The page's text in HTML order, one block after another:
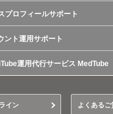
プロフィールサポート
ント運用サポート
運用代行サービス MedTube
イン よくあるご